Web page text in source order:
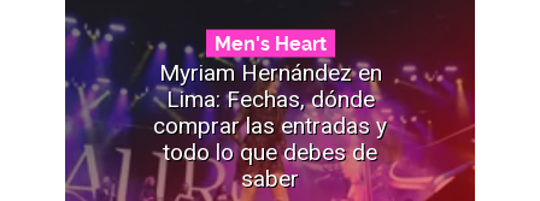
Men's Heart
Myriam Hernández en
Lima: Fechas, dónde
comprar las entradas y
todo lo que debes de
saber